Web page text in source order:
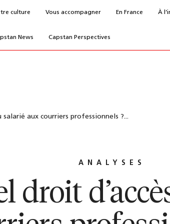
culture Vous accompagner En France À
News Capstan Perspectives
salarié aux courriers professionnels ?...
ANALYSES
droit